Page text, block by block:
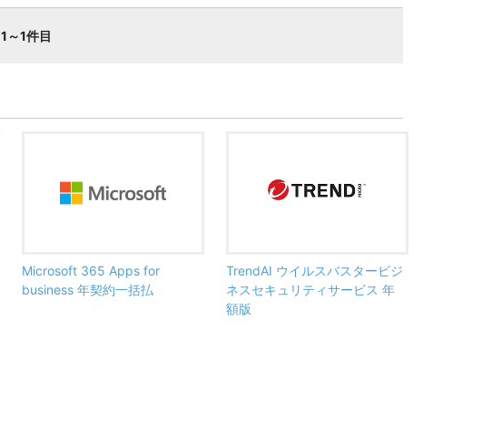
1～1件目
Microsoft 365 Apps for
business 年契約一括払
TrendAI ウイルスバスタービジ
ネスセキュリティサービス 年
額版